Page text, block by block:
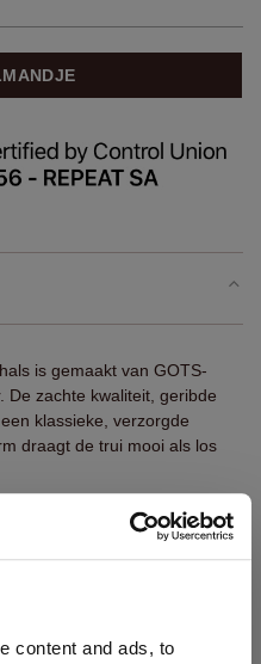
content and ads, to
is gemaakt van GOTS-
De zachte kwaliteit, geribde
klassieke, verzorgde
draagt de trui mooi als los